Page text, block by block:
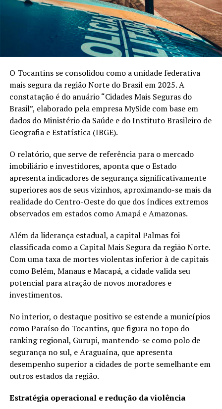
O Tocantins se consolidou como a unidade federativa
mais segura da região Norte do Brasil em 2025. A
constatação é do anuário “Cidades Mais Seguras do
Brasil”, elaborado pela empresa MySide com base em
dados do Ministério da Saúde e do Instituto Brasileiro de
Geografia e Estatística (IBGE).
O relatório, que serve de referência para o mercado
imobiliário e investidores, aponta que o Estado
apresenta indicadores de segurança significativamente
superiores aos de seus vizinhos, aproximando-se mais da
realidade do Centro-Oeste do que dos índices extremos
observados em estados como Amapá e Amazonas.
Além da liderança estadual, a capital Palmas foi
classificada como a Capital Mais Segura da região Norte.
Com uma taxa de mortes violentas inferior à de capitais
como Belém, Manaus e Macapá, a cidade valida seu
potencial para atração de novos moradores e
investimentos.
No interior, o destaque positivo se estende a municípios
como Paraíso do Tocantins, que figura no topo do
ranking regional, Gurupi, mantendo-se como polo de
segurança no sul, e Araguaína, que apresenta
desempenho superior a cidades de porte semelhante em
outros estados da região.
Estratégia operacional e redução da violência